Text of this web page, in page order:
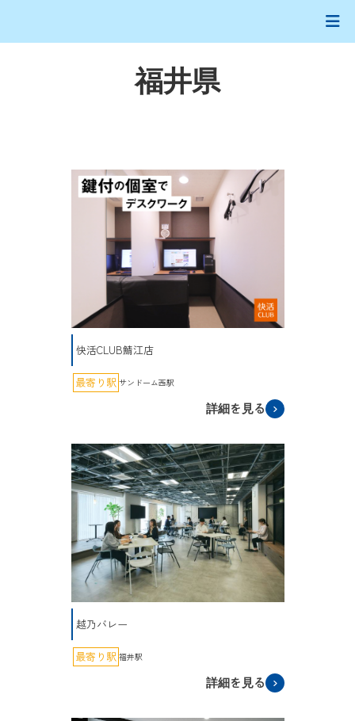
福井県
快活CLUB鯖江店
最寄り駅 サンドーム西駅
詳細を見る
越乃バレー
最寄り駅 福井駅
詳細を見る